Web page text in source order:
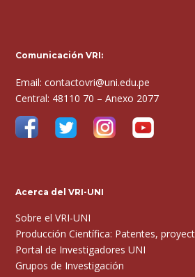
Comunicación VRI:
Email: contactovri@uni.edu.pe
Central: 48110 70 – Anexo 2077
Acerca del VRI-UNI
Sobre el VRI-UNI
Producción Científica: Patentes,
Portal de Investigadores UNI
Grupos de Investigación